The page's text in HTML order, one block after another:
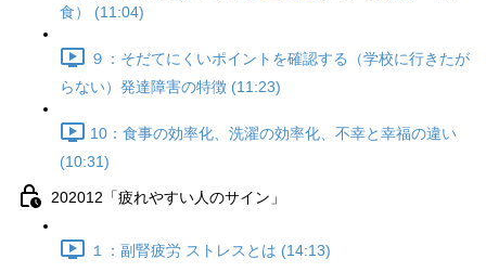
食） (11:04)
９：そだてにくいポイントを確認する（学校に行きたが
らない）発達障害の特徴 (11:23)
10：食事の効率化、洗濯の効率化、不幸と幸福の違い
(10:31)
202012「疲れやすい人のサイン」
１：副腎疲労 ストレスとは (14:13)